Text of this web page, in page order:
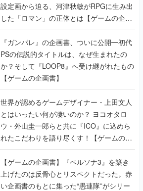
設定画から迫る、河津秋敏がRPGに生み出
した「ロマン」の正体とは【ゲームの企画
書】
『ガンパレ』の企画書、ついに公開━初代
PSの伝説的タイトルは、なぜ生まれたの
か？そして『LOOP8』へ受け継がれたもの
【ゲームの企画書】
世界が認めるゲームデザイナー・上田文人
とはいったい何が凄いのか？ ヨコオタロ
ウ・外山圭一郎らと共に『ICO』に込めら
れたこだわりを語り尽くす！【ゲームの企
画書】
【ゲームの企画書】『ペルソナ3』を築き
上げたのは反骨心とリスペクトだった。赤
い企画書のもとに集った“愚連隊”がシリー